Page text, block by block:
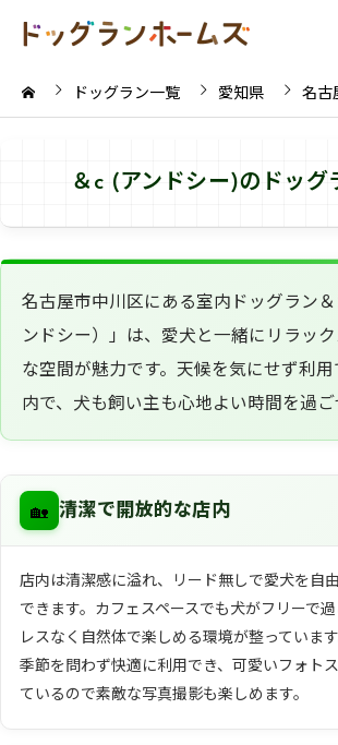
ドッグラン一覧 愛知県 名古
＆c (アンドシー)のドッグ
名古屋市中川区にある室内ドッグラン
ンドシー）」は、愛犬と一緒にリラッ
な空間が魅力です。天候を気にせず利
内で、犬も飼い主も心地よい時間を過ご
🏡 清潔で開放的な店内
店内は清潔感に溢れ、リード無しで愛犬を自
できます。カフェスペースでも犬がフリーで
レスなく自然体で楽しめる環境が整っていま
季節を問わず快適に利用でき、可愛いフォト
ているので素敵な写真撮影も楽しめます。